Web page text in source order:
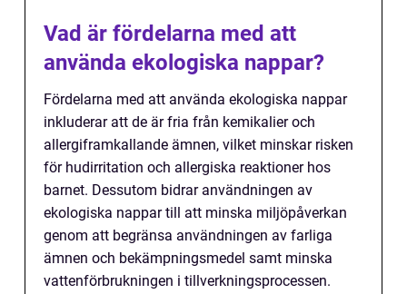
Vad är fördelarna med att
använda ekologiska nappar?
Fördelarna med att använda ekologiska nappar
inkluderar att de är fria från kemikalier och
allergiframkallande ämnen, vilket minskar risken
för hudirritation och allergiska reaktioner hos
barnet. Dessutom bidrar användningen av
ekologiska nappar till att minska miljöpåverkan
genom att begränsa användningen av farliga
ämnen och bekämpningsmedel samt minska
vattenförbrukningen i tillverkningsprocessen.